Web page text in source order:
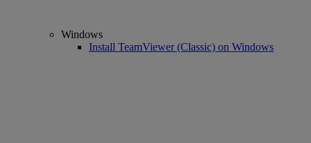
Windows
Install TeamViewer (Classic) on Windows